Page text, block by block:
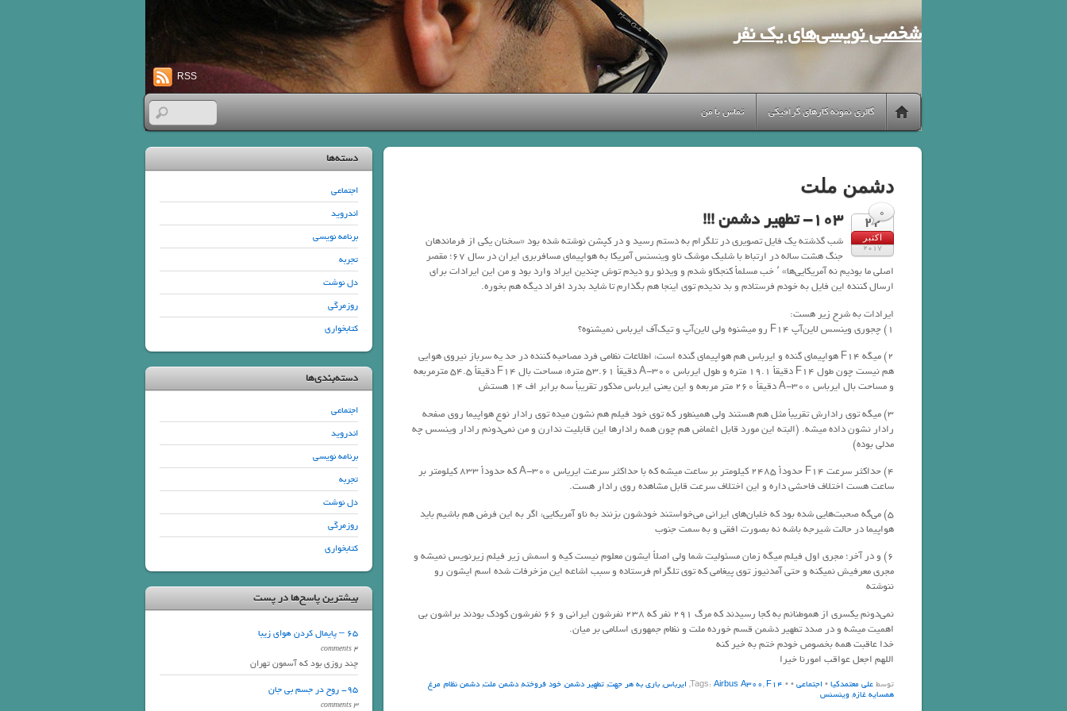
شخصی نویسی‌های یک نفر
RSS
گالری نمونه کارهای گرافیکی تماس با من
دشمن ملت
22
اکتبر
2017
103- تطهیر دشمن !!!
شب گذشته یک فایل تصویری در تلگرام به دستم رسید و در کپشن نوشته شده بود «سخنان یکی از فرماندهان
جنگ هشت ساله در ارتباط با شلیک موشک ناو وینسنس آمریکا به هواپیمای مسافربری ایران در سال ۶۷؛ مقصر
اصلی ما بودیم نه آمریکایی‌ها» ٬ خب مسلماً کنجکاو شدم و ویدئو رو دیدم توش چندین ایراد وارد بود و من این ایرادات برای
ارسال کننده این فایل به خودم فرستادم و بد ندیدم توی اینجا هم بگذارم تا شاید بدرد افراد دیگه هم بخوره.
ایرادات به شرح زیر هست:
1) چجوری وینسس لاین‌آپ F14 رو میشنوه ولی لاین‌آپ و تیک‌آف ایرباس نمیشنوه؟
2) میگه F14 هواپیمای گنده و ایرباس هم هواپیمای گنده است، اطلاعات نظامی فرد مصاحبه کننده در حد یه سرباز نیروی هوایی
هم نیست چون طول F14 دقیقاً 19.1 متره و طول ایرباس A-300 دقیقاً 53.61 متره، مساحت بال F14 دقیقاً 54.5 مترمربعه
و مساحت بال ایرباس A-300 دقیقاً 260 متر مربعه و این یعنی ایرباس مذکور تقریباً سه برابر اف ۱۴ هستش
3) میگه توی رادارش تقریباً مثل هم هستند ولی همینطور که توی خود فیلم هم نشون میده توی رادار نوع هواپیما روی صفحه
رادار نشون داده میشه. (البته این مورد قابل اغماض هم چون همه رادارها این قابلیت ندارن و من نمی‌دونم رادار وینسس چه
مدلی بوده)
4) حداکثر سرعت F14 حدوداً 2485 کیلومتر بر ساعت میشه که با حداکثر سرعت ایریاس A-300 که حدوداً 833 کیلومتر بر
ساعت هست اختلاف فاحشی داره و این اختلاف سرعت قابل مشاهده روی رادار هست.
5) می‌گه صحبت‌هایی شده بود که خلبان‌های ایرانی می‌خواستند خودشون بزنند به ناو آمریکایی، اگر به این فرض هم باشیم باید
هواپیما در حالت شیرجه باشه نه بصورت افقی و به سمت جنوب
6) و در آخر؛ مجری اول فیلم میگه زمان مسئولیت شما ولی اصلاً ایشون معلوم نیست کیه و اسمش زیر فیلم زیرنویس نمیشه و
مجری معرفیش نمیکنه و حتی آمدنیوز توی پیغامی که توی تلگرام فرستاده و سبب اشاعه این مزخرفات شده اسم ایشون رو
ننوشته
نمی‌دونم یکسری از هموطنانم به کجا رسیدند که مرگ ۲۹۱ نفر که ۲۳۸ نفرشون ایرانی و ۶۶ نفرشون کودک بودند براشون بی
اهمیت میشه و در صدد تطهیر دشمن قسم خورده ملت و نظام جمهوری اسلامی بر میان.
خدا عاقبت همه بخصوص خودم ختم به خیر کنه
اللهم اجعل عواقب امورنا خیرا
توسطعلی معتمدکیا• اجتماعی•
0
• Tags:
Airbus A300,F14
, ایرباس,باری به هر جهت,تطهیر دشمن,خود فروخته,دشمن ملت,دشمن نظام,مرغ
همسایه غازه,وینسنس
دسته‌ها
اجتماعی
اندروید
برنامه نویسی
تجربه
دل نوشت
روزمرگی
کتابخواری
دسته‌بندی‌ها
اجتماعی
اندروید
برنامه نویسی
تجربه
دل نوشت
روزمرگی
کتابخواری
بیشترین پاسخ‌ها در پست
65 – پایمال کردن هوای زیبا
4 comments
چند روزی بود که آسمون تهران
95- روح در جسم بی جان
3 comments